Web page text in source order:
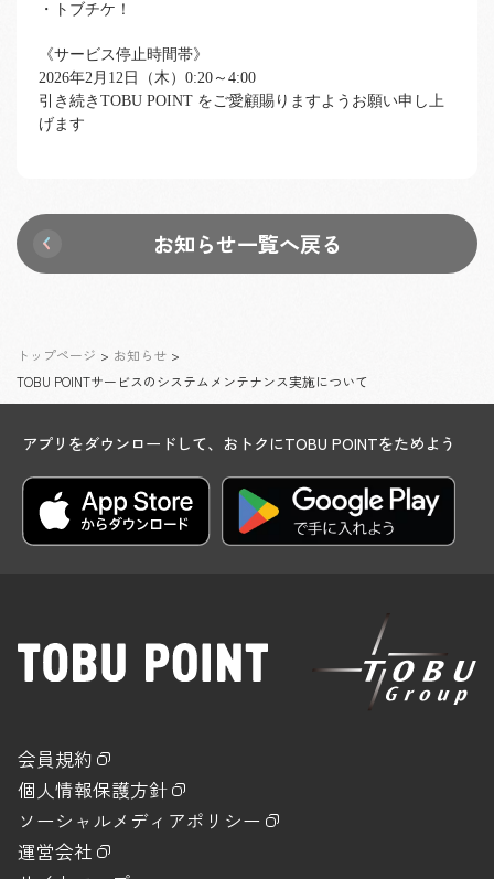
・トブチケ！
《サービス停止時間帯》
2026年2月12日（木）0:20～4:00
引き続きTOBU POINT をご愛顧賜りますようお願い申し上
げます
お知らせ一覧へ戻る
トップページ > お知らせ >
TOBU POINTサービスのシステムメンテナンス実施について
アプリをダウンロードして、おトクにTOBU POINTをためよう
会員規約
個人情報保護方針
ソーシャルメディアポリシー
運営会社